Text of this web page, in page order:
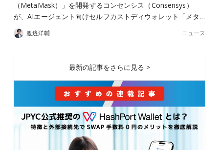
（MetaMask）」を開発するコンセンシス（Consensys）
が、AIエージェント向けセルフカストディウォレット「メタ…
渡邉洋輔 ニュース
最新の記事をさらに見る >